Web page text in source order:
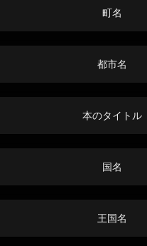
町名
都市名
本のタイトル
国名
王国名